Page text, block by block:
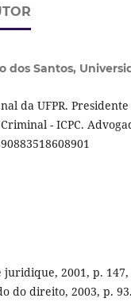
dos Santos,
da UFPR.
- ICPC.
juridique, 2001, p.
do direito, 2003, p. 93.